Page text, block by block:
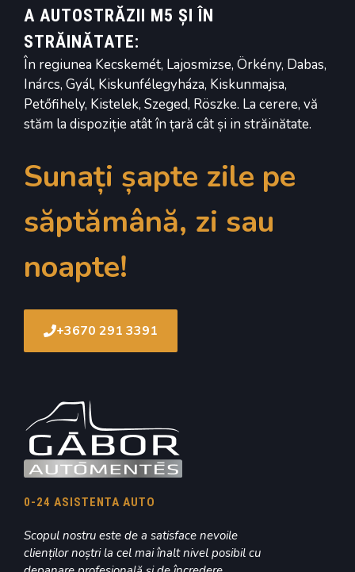
0-24 ASISTENTA AUTO
Scopul nostru este de a satisface nevoile
clienților noștri la cel mai înalt nivel posibil cu
A AUTOSTRĂZII M5 ȘI ÎN
STRĂINĂTATE:
În regiunea Kecskemét, Lajosmizse, Örkény, Dabas,
Inárcs, Gyál, Kiskunfélegyháza, Kiskunmajsa,
Petőfihely, Kistelek, Szeged, Röszke. La cerere, vă
stăm la dispoziție atât în țară cât și in străinătate.
Sunați șapte zile pe
săptămână, zi sau
noapte!
+3670 291 3391